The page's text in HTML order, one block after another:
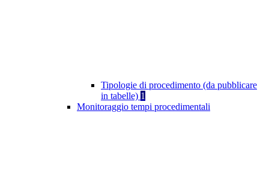
Tipologie di procedimento (da pubblicare
in tabelle) 1
Monitoraggio tempi procedimentali